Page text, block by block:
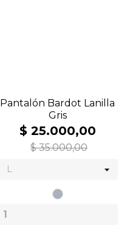
Pantalón Bardot Lanilla
Gris
$ 25.000,00
$ 35.000,00
Gris